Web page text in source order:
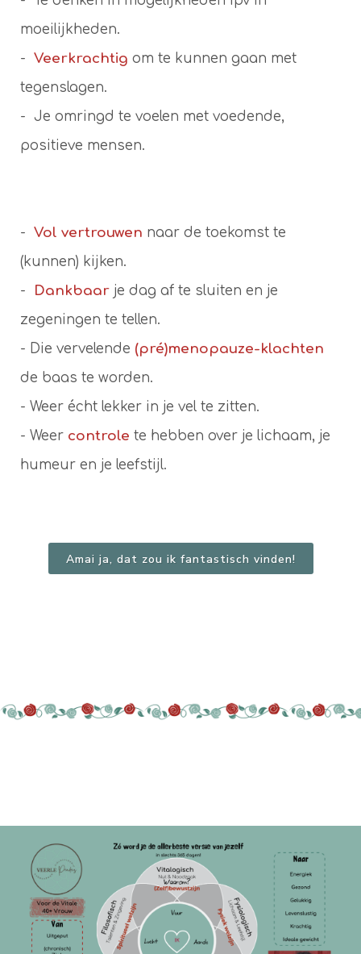
moeilijkheden.
- Veerkrachtig om te kunnen gaan met
tegenslagen.
- Je omringd te voelen met voedende,
positieve mensen.
- Vol vertrouwen naar de toekomst te
(kunnen) kijken.
-
Dankbaar je dag af te sluiten en je
zegeningen te tellen.
- Die vervelende (pré)menopauze-klachten
de baas te worden.
- Weer écht lekker in je vel te zitten.
- Weer controle te hebben over je lichaam, je
humeur en je leefstijl.
Amai ja, dat zou ik fantastisch vinden!